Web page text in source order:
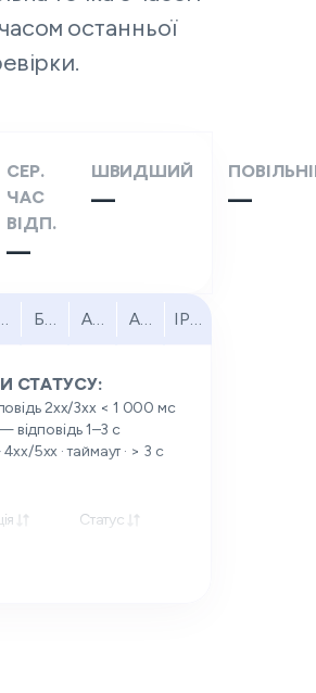
останньої
СЕР.
ЧАС
ВІДП.
—
ШВИДШИЙ
— —
Америка
Близький Схід
АфрикаАзійсько-
IPv6
СТАТУСУ:
2xx/3xx < 1 000 мс
відповідь 1–3 с
5xx · таймаут · > 3 с
Статус